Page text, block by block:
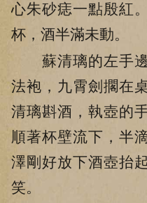
心朱砂痣一點殷紅
杯，酒半滿未動。
蘇清璃的左手邊
法袍，九霄劍擱在
清璃斟酒，執壺的
順著杯壁流下，半
澤剛好放下酒壺抬
笑。